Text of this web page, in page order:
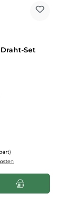
Set
ein oder benutze die